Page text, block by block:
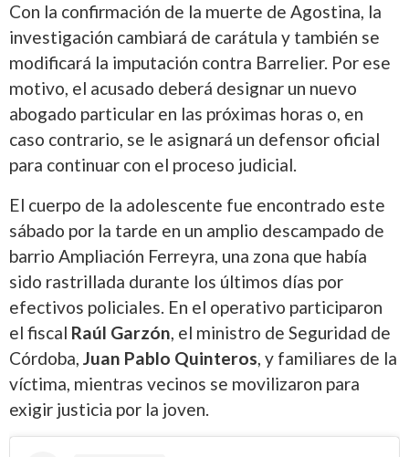
Con la confirmación de la muerte de Agostina, la
investigación cambiará de carátula y también se
modificará la imputación contra Barrelier. Por ese
motivo, el acusado deberá designar un nuevo
abogado particular en las próximas horas o, en
caso contrario, se le asignará un defensor oficial
para continuar con el proceso judicial.
El cuerpo de la adolescente fue encontrado este
sábado por la tarde en un amplio descampado de
barrio Ampliación Ferreyra, una zona que había
sido rastrillada durante los últimos días por
efectivos policiales. En el operativo participaron
el fiscal Raúl Garzón, el ministro de Seguridad de
Córdoba, Juan Pablo Quinteros, y familiares de la
víctima, mientras vecinos se movilizaron para
exigir justicia por la joven.